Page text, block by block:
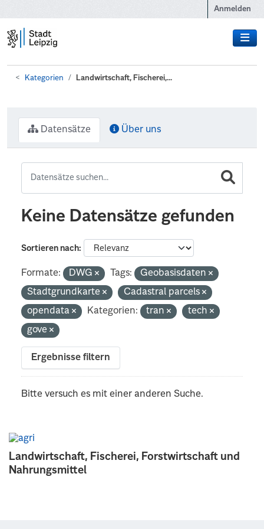
Anmelden
Kategorien Landwirtschaft, Fischerei,...
Landwirtschaft, Fischerei, Forstwirtschaft und
Nahrungsmittel
Datensätze Über uns
Keine Datensätze gefunden
Sortieren nach
Formate: DWG Tags:
Geobasisdaten
Stadtgrundkarte
Cadastral parcels
opendata
Kategorien: tran
tech
gove
Ergebnisse filtern
Bitte versuch es mit einer anderen Suche.